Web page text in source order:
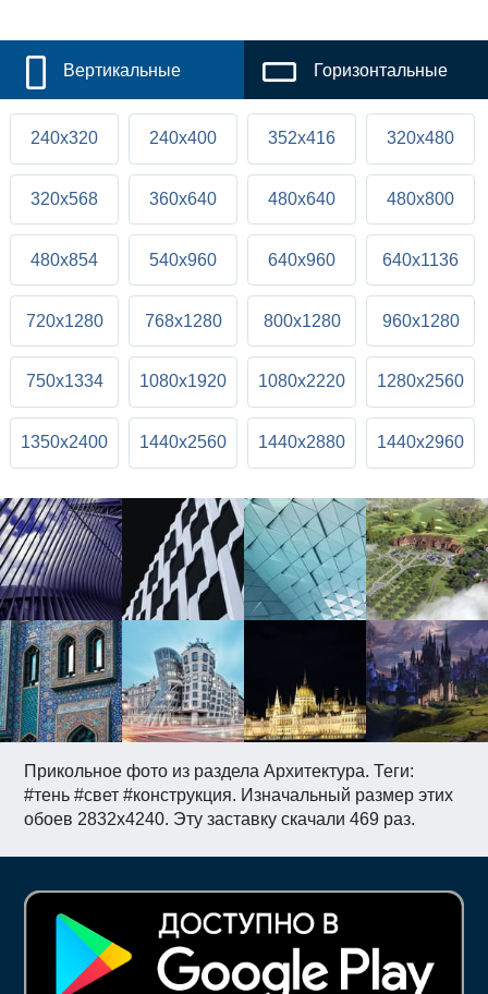
Прикольное фото из раздела Архитектура. Теги:
#тень #свет #конструкция. Изначальный размер этих
обоев 2832x4240. Эту заставку скачали 469 раз.
Вертикальные Горизонтальные
240x320 240x400 352x416 320x480
320x568 360x640 480x640 480x800
480x854 540x960 640x960 640x1136
720x1280 768x1280 800x1280 960x1280
750x1334 1080x1920 1080x2220 1280x2560
1350x2400 1440x2560 1440x2880 1440x2960